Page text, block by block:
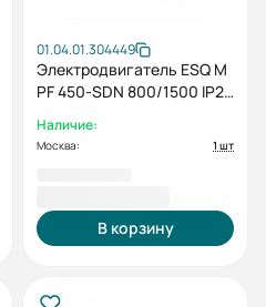
01.04.01.304449
Электродвигатель ESQ M
PF 450-SDN 800/1500 IP23
Наличие:
Москва: 1 шт
В корзину